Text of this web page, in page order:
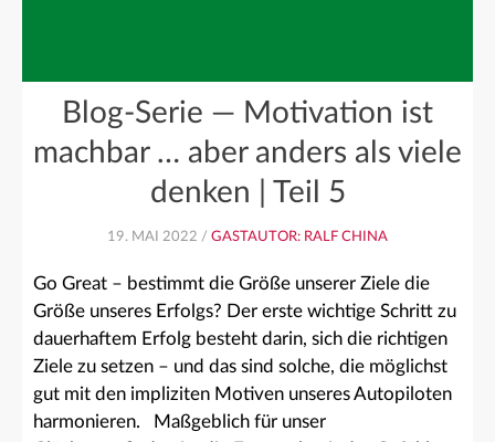
Blog-Serie — Motivation ist
machbar … aber anders als viele
denken | Teil 5
19. MAI 2022 / GASTAUTOR: RALF CHINA
Go Great – bestimmt die Größe unserer Ziele die
Größe unseres Erfolgs? Der erste wichtige Schritt zu
dauerhaftem Erfolg besteht darin, sich die richtigen
Ziele zu setzen – und das sind solche, die möglichst
gut mit den impliziten Motiven unseres Autopiloten
harmonieren. Maßgeblich für unser